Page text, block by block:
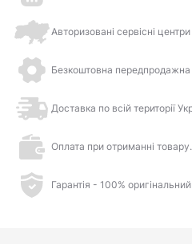
Авторизовані сервісні центри
Безкоштовна передпродажна
Доставка по всій території
Оплата при отриманні товару.
Гарантія - 100%